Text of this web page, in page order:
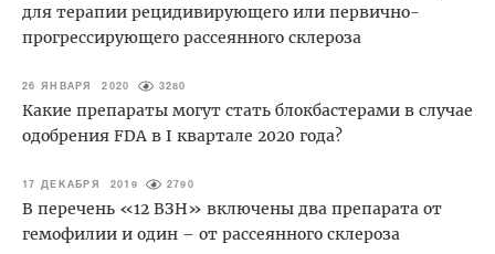
для терапии рецидивирующего или первично-
прогрессирующего рассеянного склероза
26 ЯНВАРЯ 2020 3280
Какие препараты могут стать блокбастерами в случае
одобрения FDA в I квартале 2020 года?
17 ДЕКАБРЯ 2019 2790
В перечень «12 ВЗН» включены два препарата от
гемофилии и один – от рассеянного склероза